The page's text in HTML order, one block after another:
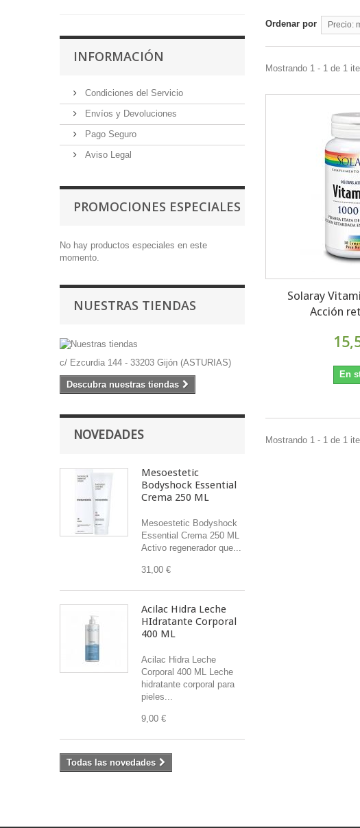
INFORMACIÓN
Condiciones del Servicio
Envíos y Devoluciones
Pago Seguro
Aviso Legal
PROMOCIONES ESPECIALES
No hay productos especiales en este
momento.
NUESTRAS TIENDAS
c/ Ezcurdia 144 - 33203 Gijón (ASTURIAS)
Descubra nuestras tiendas
NOVEDADES
Mesoestetic
Bodyshock Essential
Crema 250 ML
Mesoestetic Bodyshock
Essential Crema 250 ML
Activo regenerador que...
31,00 €
Acilac Hidra Leche
HIdratante Corporal
400 ML
Acilac Hidra Leche
Corporal 400 ML Leche
hidratante corporal para
pieles...
9,00 €
Todas las novedades
Ordenar por
Mostrando 1 - 1 de 1
Solaray
Acción
En
Mostrando 1 - 1 de 1